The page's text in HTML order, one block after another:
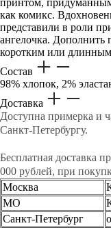
принтом,
как комикс.
представили в роли
ангелочка.
коротким или
Состав
98% хлопок, 2%
Доставка
Доступна примерка и
Санкт-Петербургу.
Бесплатная доставка
000 рублей, при
Москва
МО
Санкт-Петербург